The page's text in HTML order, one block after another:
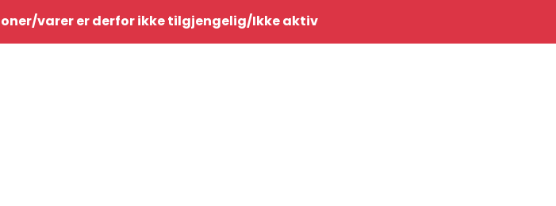
Infosenter
varer er derfor ikke tilgjengelig/Ikke aktiv